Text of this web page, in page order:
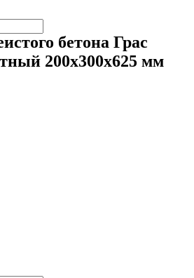
бетона Грас
200х300х625 мм